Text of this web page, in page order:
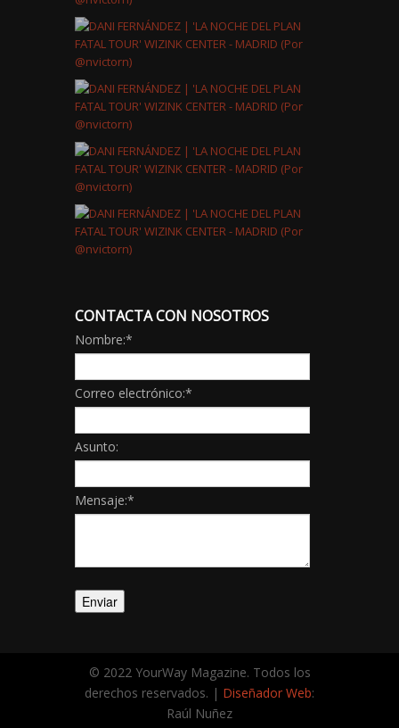
CONTACTA CON NOSOTROS
Nombre:*
Correo electrónico:*
Asunto:
Mensaje:*
© 2022 YourWay Magazine. Todos los
derechos reservados. | Diseñador Web:
Raúl Nuñez